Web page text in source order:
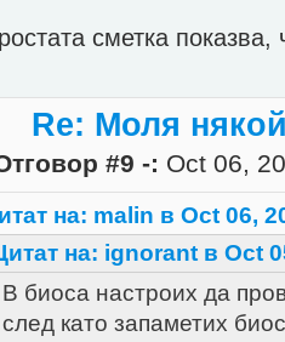
сметка
Re: Моля
#9 -: Oct 06,
на: malin в Oct 06,
на: ignorant в Oct
В биоса настроих да
след като запаметих